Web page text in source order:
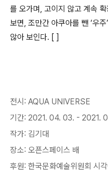
를 오가며, 고이지 않고 계속
보면, 조만간 아쿠아를 뺀 ‘우주’
않아 보인다. [ ]
전시: AQUA UNIVERSE
기간: 2021. 04. 03. - 2021.
작가: 김기대
장소: 오픈스페이스 배
후원: 한국문화예술위원회 시